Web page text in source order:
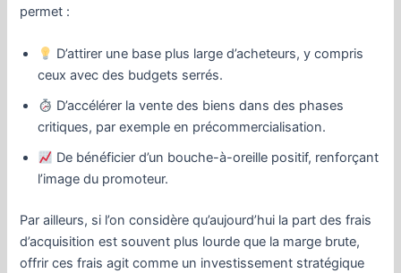
permet :
D’attirer une base plus large d’acheteurs, y compris
ceux avec des budgets serrés.
D’accélérer la vente des biens dans des phases
critiques, par exemple en précommercialisation.
De bénéficier d’un bouche-à-oreille positif, renforçant
l’image du promoteur.
Par ailleurs, si l’on considère qu’aujourd’hui la part des frais
d’acquisition est souvent plus lourde que la marge brute,
offrir ces frais agit comme un investissement stratégique